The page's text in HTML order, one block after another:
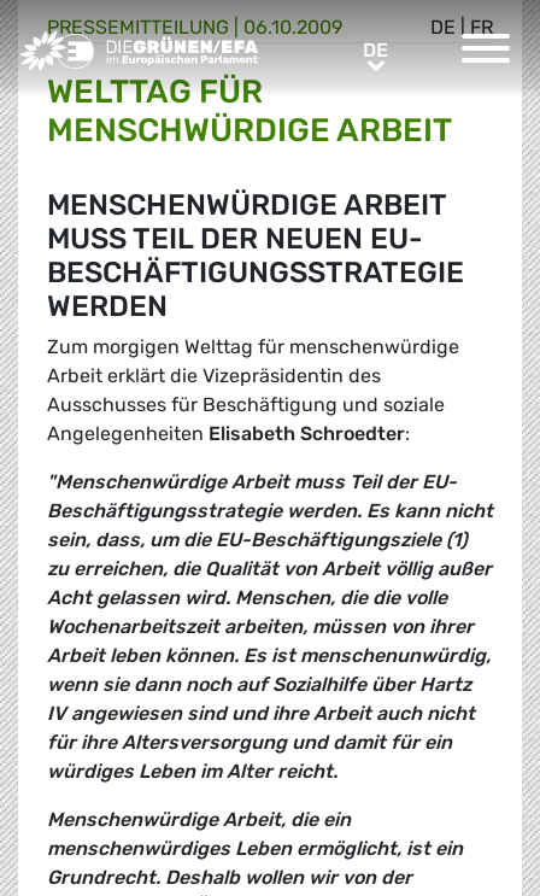
Greens/EFA Home DEDE
DE FR
PRESSE­MITTEILUNG 06.10.2009
WELTTAG FÜR
MENSCHWÜRDIGE ARBEIT
MENSCHENWÜRDIGE ARBEIT
MUSS TEIL DER NEUEN EU-
BESCHÄFTIGUNGSSTRATEGIE
WERDEN
Zum morgigen Welttag für menschenwürdige
Arbeit erklärt die Vizepräsidentin des
Ausschusses für Beschäftigung und soziale
Angelegenheiten Elisabeth Schroedter:
"Menschenwürdige Arbeit muss Teil der EU-
Beschäftigungsstrategie werden. Es kann nicht
sein, dass, um die EU-Beschäftigungsziele (1)
zu erreichen, die Qualität von Arbeit völlig außer
Acht gelassen wird. Menschen, die die volle
Wochenarbeitszeit arbeiten, müssen von ihrer
Arbeit leben können. Es ist menschenunwürdig,
wenn sie dann noch auf Sozialhilfe über Hartz
IV angewiesen sind und ihre Arbeit auch nicht
für ihre Altersversorgung und damit für ein
würdiges Leben im Alter reicht.
Menschenwürdige Arbeit, die ein
menschenwürdiges Leben ermöglicht, ist ein
Grundrecht. Deshalb wollen wir von der